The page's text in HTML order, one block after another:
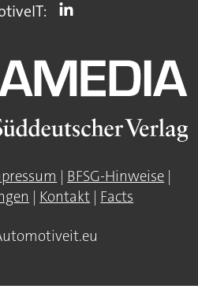
| BFSG-Hinweise |
| Kontakt | Facts